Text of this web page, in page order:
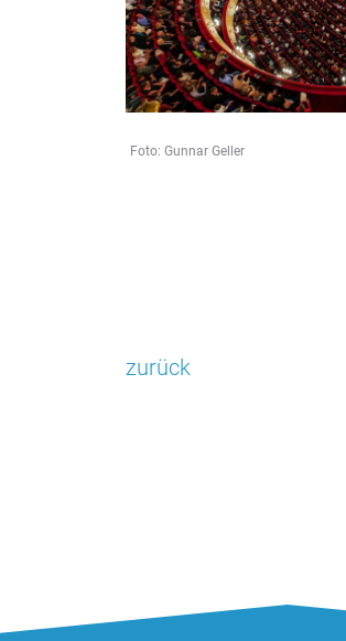
Foto: Gunnar Geller
zurück
STATISTIK
Statistik Cookies erfassen
Diese Informationen helfen uns zu
diesen externen Medien Cookies